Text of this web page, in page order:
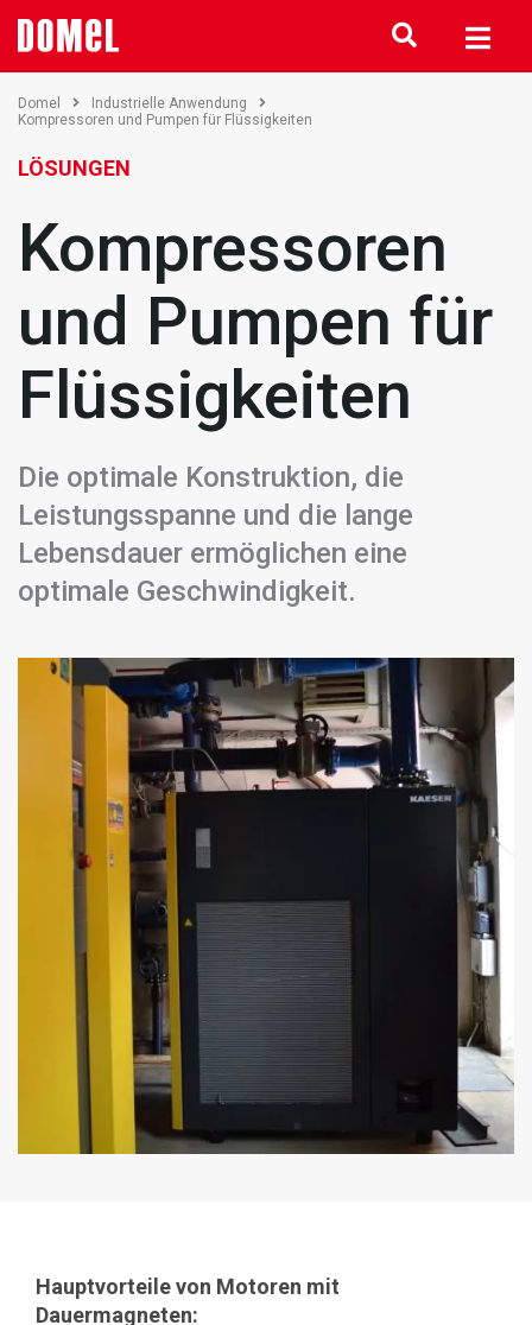
Domel
Industrielle Anwendung
Kompressoren und Pumpen für Flüssigkeiten
LÖSUNGEN
Kompressoren
und Pumpen für
Flüssigkeiten
Die optimale Konstruktion, die
Leistungsspanne und die lange
Lebensdauer ermöglichen eine
optimale Geschwindigkeit.
Hauptvorteile von Motoren mit
Dauermagneten: